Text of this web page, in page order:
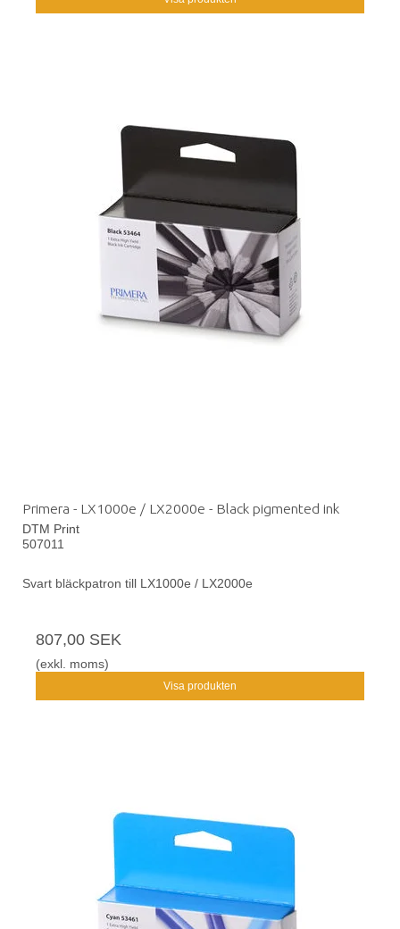
Primera - LX1000e / LX2000e - Black pigmented ink
DTM Print
507011
Svart bläckpatron till LX1000e / LX2000e
807,00 SEK
(exkl. moms)
Visa produkten